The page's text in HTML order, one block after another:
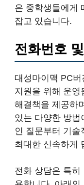
은 중학생들에게
잡고 있습니다.
전화번호
대성마이맥 PC
지원을 위해 운영
해결책을 제공하
있는 다양한 방법
인 질문부터 기
최대한 신속하게
전화 상담은 특히